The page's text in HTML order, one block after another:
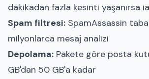
dakikadan fazla kesinti yaşanırsa
Spam filtresi: SpamAssassin
milyonlarca mesaj analizi
Depolama: Pakete göre posta
GB'dan 50 GB'a kadar